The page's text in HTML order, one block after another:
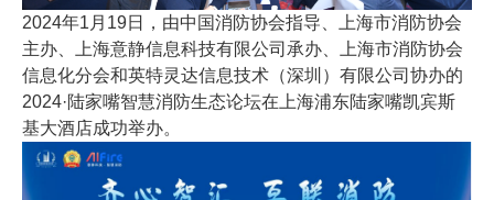
2024年1月19日，由中国消防协会指导、上海市消防协会
主办、上海意静信息科技有限公司承办、上海市消防协会
信息化分会和英特灵达信息技术（深圳）有限公司协办的
2024·陆家嘴智慧消防生态论坛在上海浦东陆家嘴凯宾斯
基大酒店成功举办。